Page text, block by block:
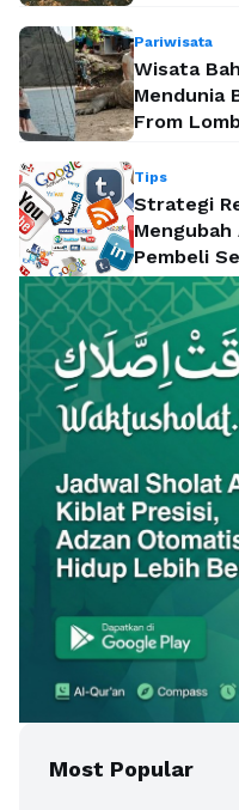
Pariwisata
Wisata
Mendunia
From
Tips
Strategi
Pembeli
Most Popular